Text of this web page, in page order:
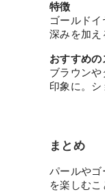
特徴
ゴールド
深みを加え
おすすめ
ブラウン
印象に。
まとめ
パールやゴ
を楽しむ